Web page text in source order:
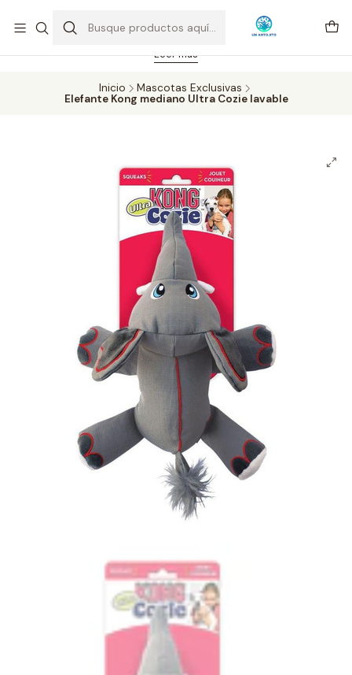
Feriado 21-05-2026 atención hasta las 14 hrs. Envío GRATIS mismo
día solo área Metropolitana Santiago por compras desde CLP 39.900.
Pedidos hasta 16 hrs., sábados y domingos hasta 14 hrs.
Leer más
Inicio
Mascotas Exclusivas
Elefante Kong mediano Ultra Cozie lavable